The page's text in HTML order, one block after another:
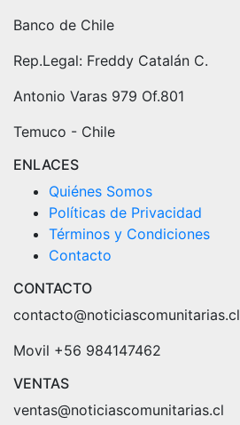
Banco de Chile
Rep.Legal: Freddy Catalán C.
Antonio Varas 979 Of.801
Temuco - Chile
ENLACES
Quiénes Somos
Políticas de Privacidad
Términos y Condiciones
Contacto
CONTACTO
contacto@noticiascomunitarias.cl
Movil +56 984147462
VENTAS
ventas@noticiascomunitarias.cl